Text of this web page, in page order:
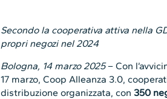
Secondo la cooperativa attiva nella
propri negozi nel 2024
Bologna, 14 marzo 2025– Con
17 marzo, Coop Alleanza 3.0,
distribuzione organizzata, con 350